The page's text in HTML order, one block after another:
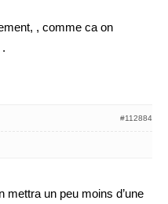
, comme ca on
#112884
mettra un peu moins d’une